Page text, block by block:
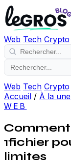
Web Tech Crypto
Web Tech Crypto
Accueil / À la une
WEB
1fichier
limites